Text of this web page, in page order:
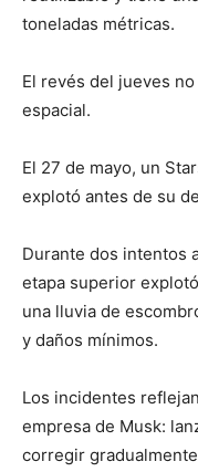
toneladas métricas.
El revés del jueves
espacial.
El 27 de mayo, un
explotó antes de su
Durante dos intentos
etapa superior
una lluvia de
y daños mínimos.
Los incidentes
empresa de Musk:
corregir